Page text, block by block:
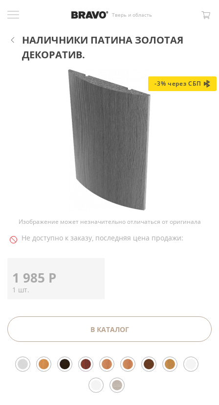
Тверь и область
НАЛИЧНИКИ ПАТИНА ЗОЛОТАЯ
ДЕКОРАТИВ.
-3% через СБП
Изображение может незначительно отличаться от оригинала
Не доступно к заказу, последняя цена продажи:
1 985 Р
1 шт.
В КАТАЛОГ